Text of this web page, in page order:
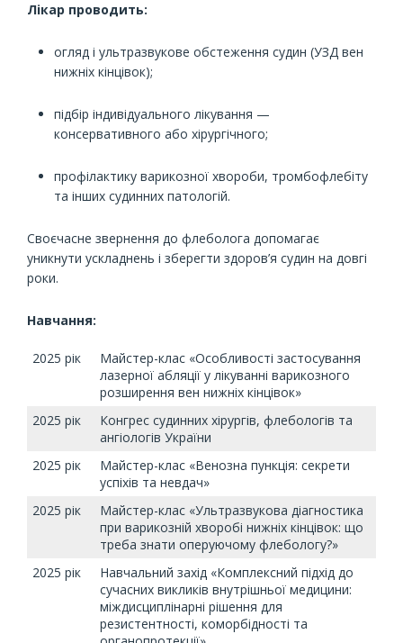
Лікар проводить:
огляд і ультразвукове обстеження судин (УЗД вен
нижніх кінцівок);
підбір індивідуального лікування —
консервативного або хірургічного;
профілактику варикозної хвороби, тромбофлебіту
та інших судинних патологій.
Своєчасне звернення до флеболога допомагає
уникнути ускладнень і зберегти здоров’я судин на довгі
роки.
Навчання:
2025 рік
Майстер-клас «Особливості застосування
лазерної абляції у лікуванні варикозного
розширення вен нижніх кінцівок»
2025 рік
Конгрес судинних хірургів, флебологів та
ангіологів України
2025 рік
Майстер-клас «Венозна пункція: секрети
успіхів та невдач»
2025 рік
Майстер-клас «Ультразвукова діагностика
при варикозній хворобі нижніх кінцівок: що
треба знати оперуючому флебологу?»
2025 рік
Навчальний захід «Комплексний підхід до
сучасних викликів внутрішньої медицини:
міждисциплінарні рішення для
резистентності, коморбідності та